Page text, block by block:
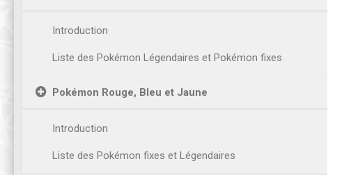
Introduction
Liste des Pokémon Légendaires et Pokémon fixes
Pokémon Rouge, Bleu et Jaune
Introduction
Liste des Pokémon fixes et Légendaires